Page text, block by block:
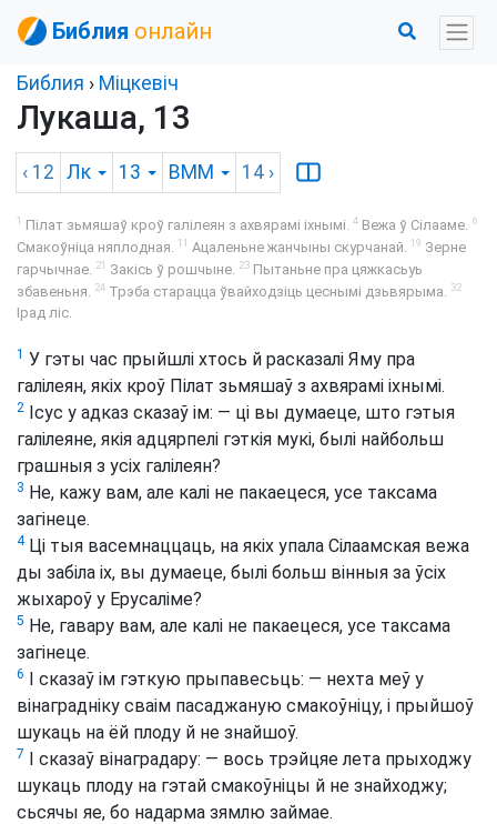
Библия онлайн
Библия › Міцкевіч
Лукаша, 13
‹ 12 Лк 13 BMM 14 ›
1 Пілат зьмяшаў кроў галілеян з ахвярамі іхнымі. 4 Вежа ў Сілааме. 6
Смакоўніца няплодная. 11 Ацаленьне жанчыны скурчанай. 19 Зерне
гарчычнае. 21 Закісь ў рошчыне. 23 Пытаньне пра цяжкасьуь
збавеньня. 24 Трэба старацца ўвайходзіць цеснымі дзьвярыма. 32
Ірад ліс.
1 У гэты час прыйшлі хтось й расказалі Яму пра
галілеян, якіх кроў Пілат зьмяшаў з ахвярамі іхнымі.
2 Ісус у адказ сказаў ім: — ці вы думаеце, што гэтыя
галілеяне, якія адцярпелі гэткія мукі, былі найбольш
грашныя з усіх галілеян?
3 Не, кажу вам, але калі не пакаецеся, усе таксама
загінеце.
4Ці тыя васемнаццаць, на якіх упала Сілаамская вежа
ды забіла іх, вы думаеце, былі больш вінныя за ўсіх
жыхароў у Ерусаліме?
5 Не, гавару вам, але калі не пакаецеся, усе таксама
загінеце.
6 І сказаў ім гэткую прыпавесьць: — нехта меў у
вінаградніку сваім пасаджаную смакоўніцу, і прыйшоў
шукаць на ёй плоду й не знайшоў.
7 І сказаў вінаградару: — вось трэйцяе лета прыходжу
шукаць плоду на гэтай смакоўніцы й не знайходжу;
сьсячы яе, бо надарма зямлю займае.